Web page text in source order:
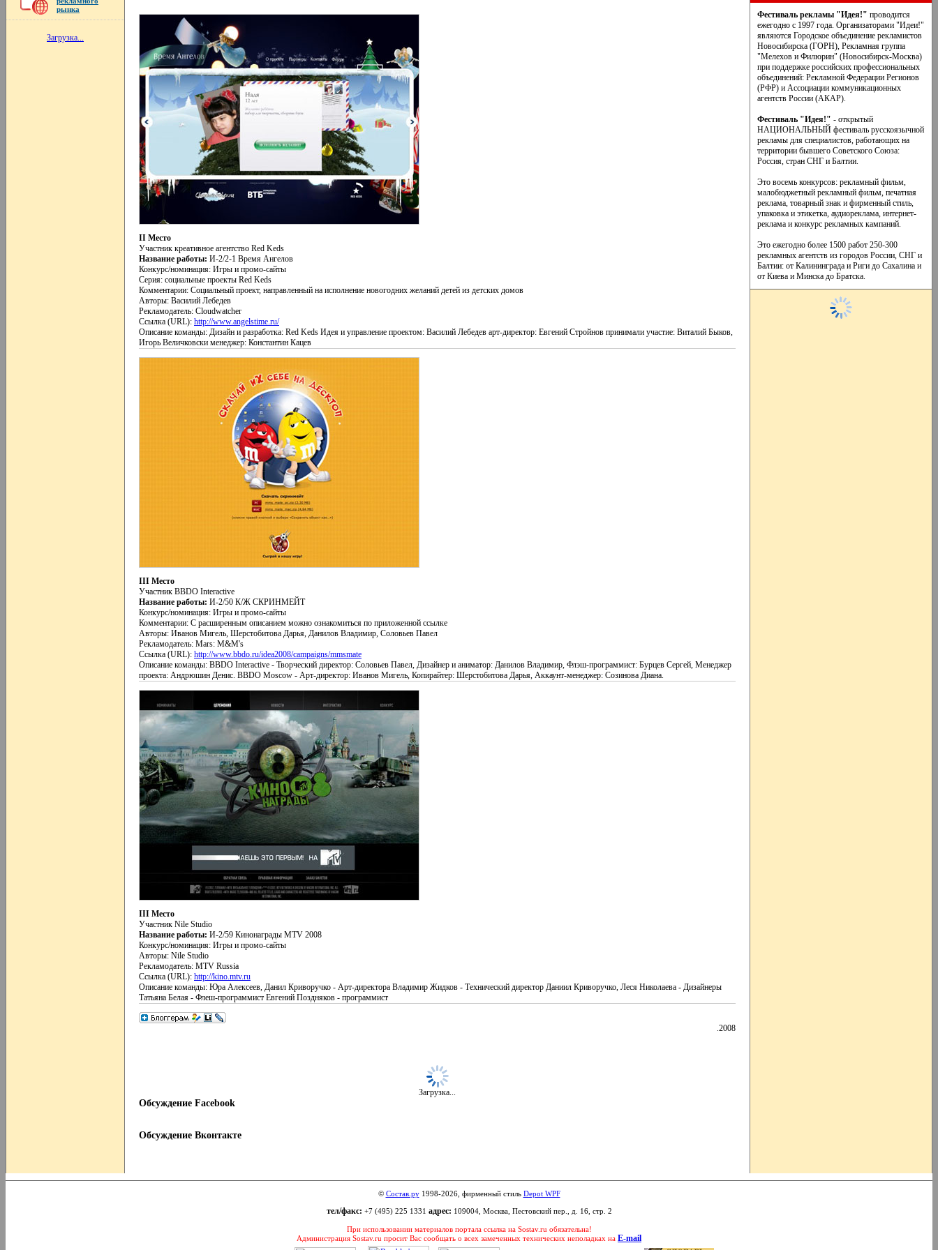
рынка
Загрузка...
II Место
Участник креативное агентство Red Keds
Название работы: И-2/2-1 Время Ангелов
Конкурс/номинация: Игры и промо-сайты
Серия: социальные проекты Red Keds
Комментарии: Социальный проект, направленный на исполнение новогодних желаний детей из детских домов
Авторы: Василий Лебедев
Рекламодатель: Cloudwatcher
Ссылка (URL): http://www.angelstime.ru/
Описание команды: Дизайн и разработка: Red Keds Идея и управление проектом: Василий Лебедев арт-директор: Евгений Стройнов принимали участие: Виталий Быков,
Игорь Величковски менеджер: Константин Кацев
III Место
Участник BBDO Interactive
Название работы: И-2/50 К/Ж СКРИНМЕЙТ
Конкурс/номинация: Игры и промо-сайты
Комментарии: С расширенным описанием можно ознакомиться по приложенной ссылке
Авторы: Иванов Мигель, Шерстобитова Дарья, Данилов Владимир, Соловьев Павел
Рекламодатель: Mars: M&M's
Ссылка (URL): http://www.bbdo.ru/idea2008/campaigns/mmsmate
Описание команды: BBDO Interactive - Творческий директор: Соловьев Павел, Дизайнер и аниматор: Данилов Владимир, Флэш-программист: Бурцев Сергей, Менеджер
проекта: Андрюшин Денис. BBDO Moscow - Арт-директор: Иванов Мигель, Копирайтер: Шерстобитова Дарья, Аккаунт-менеджер: Созинова Диана.
III Место
Участник Nile Studio
Название работы: И-2/59 Кинонаграды MTV 2008
Конкурс/номинация: Игры и промо-сайты
Авторы: Nile Studio
Рекламодатель: MTV Russia
Ссылка (URL): http://kino.mtv.ru
Описание команды: Юра Алексеев, Данил Криворучко - Арт-директора Владимир Жидков - Технический директор Даниил Криворучко, Леся Николаева - Дизайнеры
Татьяна Белая - Флеш-программист Евгений Поздняков - программист
.2008
Загрузка...
Обсуждение Facebook
Обсуждение Вконтакте
Фестиваль рекламы "Идея!" проводится
ежегодно с 1997 года. Организаторами "Идеи!"
являются Городское объединение рекламистов
Новосибирска (ГОРН), Рекламная группа
"Мелехов и Филюрин" (Новосибирск-Москва)
при поддержке российских профессиональных
объединений: Рекламной Федерации Регионов
(РФР) и Ассоциации коммуникационных
агентств России (АКАР).
Фестиваль "Идея!" - открытый
НАЦИОНАЛЬНЫЙ фестиваль русскоязычной
рекламы для специалистов, работающих на
территории бывшего Советского Союза:
Россия, стран СНГ и Балтии.
Это восемь конкурсов: рекламный фильм,
малобюджетный рекламный фильм, печатная
реклама, товарный знак и фирменный стиль,
упаковка и этикетка, аудиореклама, интернет-
реклама и конкурс рекламных кампаний.
Это ежегодно более 1500 работ 250-300
рекламных агентств из городов России, СНГ и
Балтии: от Калининграда и Риги до Сахалина и
от Киева и Минска до Братска.
© Состав.ру1998-2026, фирменный стиль Depot WPF
тел/факс: +7 (495) 225 1331 адрес: 109004, Москва, Пестовский пер., д. 16, стр. 2
При использовании материалов портала ссылка на Sostav.ru обязательна!
Администрация Sostav.ru просит Вас сообщать о всех замеченных технических неполадках на E-mail